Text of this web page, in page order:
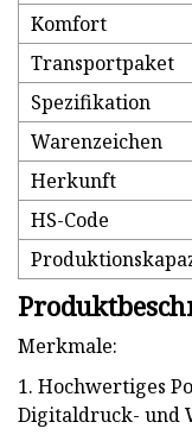
Komfort
Transportpaket
Spezifikation
Warenzeichen
Herkunft
HS-Code
Merkmale:
1. Hochwertiges
Digitaldruck- und